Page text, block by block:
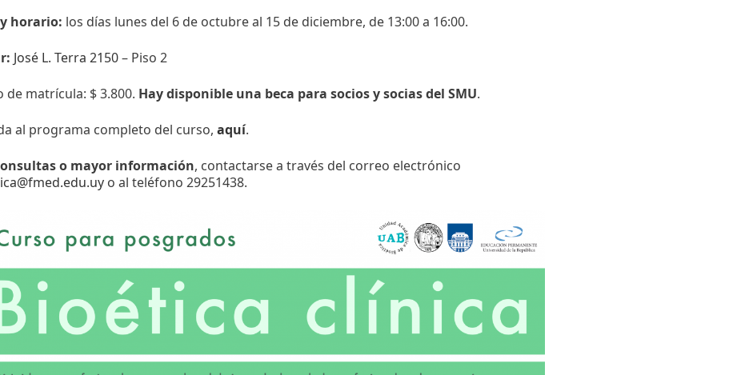
horario: los días lunes del 6 de octubre al 15 de diciembre, de 13:00 a 16:00.
José L. Terra 2150– Piso 2
de matrícula: $ 3.800. Hay disponible una beca para socios y socias del SMU.
al programa completo del curso, aquí.
o mayor información, contactarse a través del correo electrónico
o al teléfono 29251438.